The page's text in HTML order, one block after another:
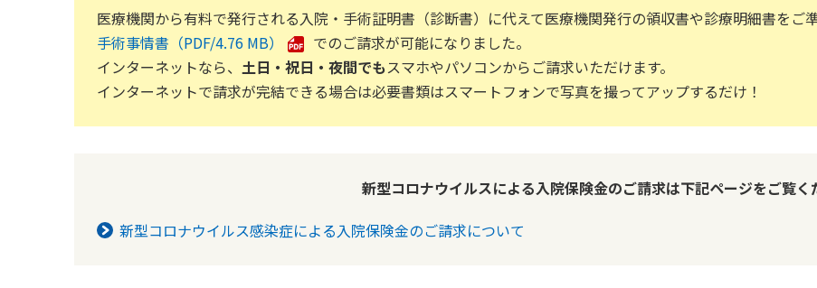
医療機関から有料で発行される入院・手術証明書（診断書）に代えて医療機関発行の領収書や診療明細書をご
手術事情書
4.76 MB
でのご請求が可能になりました。
インターネットなら、 土日・祝日・夜間でもスマホやパソコンからご請求いただけます。
インターネットで請求が完結できる場合は必要書類はスマートフォンで写真を撮ってアップするだけ！
新型コロナウイルスによる入院保険金のご請求は下記ページをご覧く
新型コロナウイルス感染症による入院保険金のご請求について